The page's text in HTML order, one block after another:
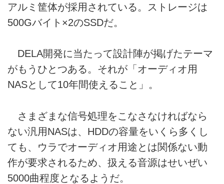
アルミ筐体が採用されている。ストレージは
500Gバイト×2のSSDだ。
DELA開発に当たって設計陣が掲げたテーマ
がもうひとつある。それが「オーディオ用
NASとして10年間使えること」。
さまざまな信号処理をこなさなければなら
ない汎用NASは、HDDの容量をいくら多くし
ても、ウラでオーディオ用途とは関係ない動
作が要求されるため、扱える音源はせいぜい
5000曲程度となるようだ。